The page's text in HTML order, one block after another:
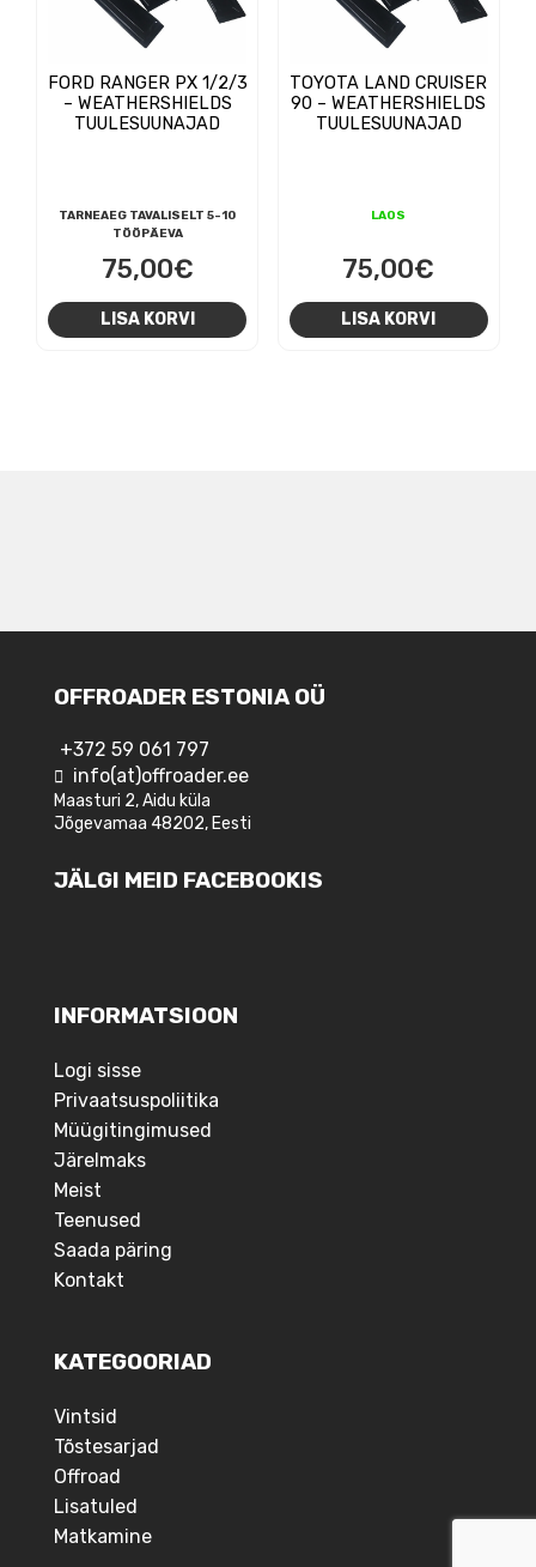
FORD RANGER PX 1/2/3
– WEATHERSHIELDS
TUULESUUNAJAD
TARNEAEG TAVALISELT 5-10
TÖÖPÄEVA
75,00€
LISA KORVI
TOYOTA LAND CRUISER
90 – WEATHERSHIELDS
TUULESUUNAJAD
LAOS
75,00€
LISA KORVI
OFFROADER ESTONIA OÜ
+372 59 061 797
info(at)offroader.ee
Maasturi 2, Aidu küla
Jõgevamaa 48202, Eesti
JÄLGI MEID FACEBOOKIS
INFORMATSIOON
Logi sisse
Privaatsuspoliitika
Müügitingimused
Järelmaks
Meist
Teenused
Saada päring
Kontakt
KATEGOORIAD
Vintsid
Tõstesarjad
Offroad
Lisatuled
Matkamine